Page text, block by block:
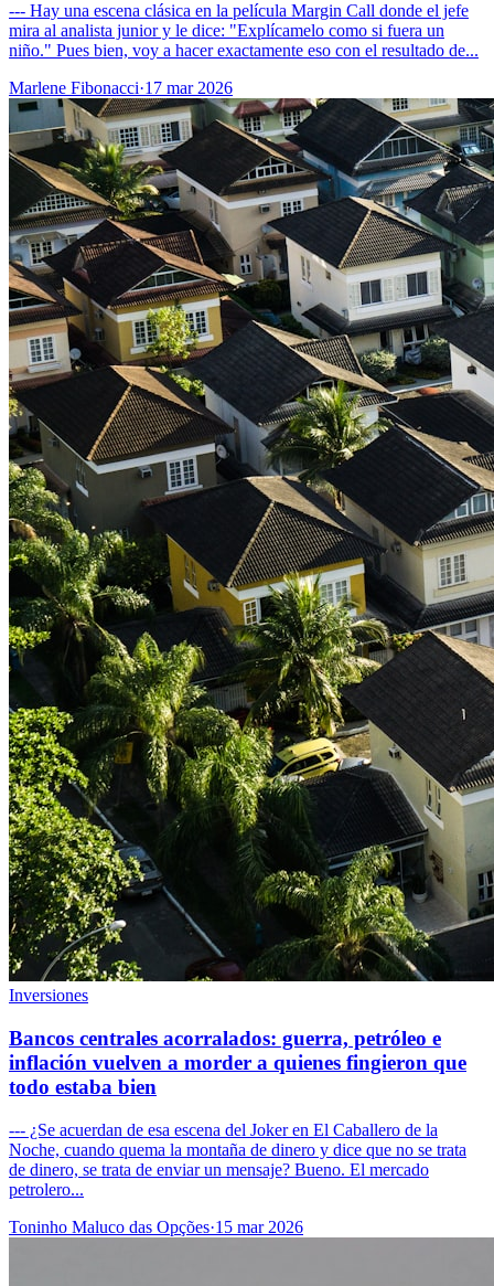
--- Hay una escena clásica en la película Margin Call donde el jefe
mira al analista junior y le dice: "Explícamelo como si fuera un
niño." Pues bien, voy a hacer exactamente eso con el resultado de...
Marlene Fibonacci·17 mar 2026
Inversiones
Bancos centrales acorralados: guerra, petróleo e
inflación vuelven a morder a quienes fingieron que
todo estaba bien
--- ¿Se acuerdan de esa escena del Joker en El Caballero de la
Noche, cuando quema la montaña de dinero y dice que no se trata
de dinero, se trata de enviar un mensaje? Bueno. El mercado
petrolero...
Toninho Maluco das Opções·15 mar 2026